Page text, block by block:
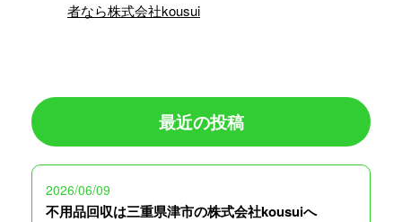
者なら株式会社kousui
最近の投稿
2026/06/09
不用品回収は三重県津市の株式会社kousuiへ